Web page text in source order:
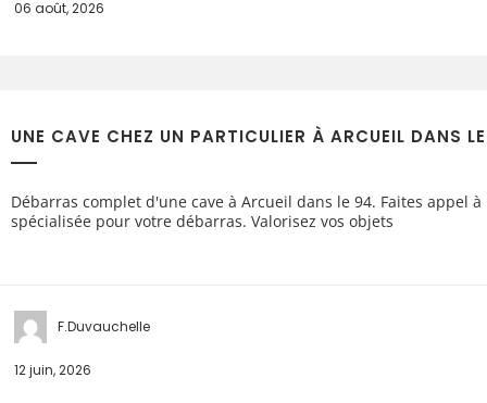
06 août, 2026
UNE CAVE CHEZ UN PARTICULIER À ARCUEIL DANS
Débarras complet d'une cave à Arcueil dans le 94. Faites appel
spécialisée pour votre débarras. Valorisez vos objets
F.Duvauchelle
12 juin, 2026